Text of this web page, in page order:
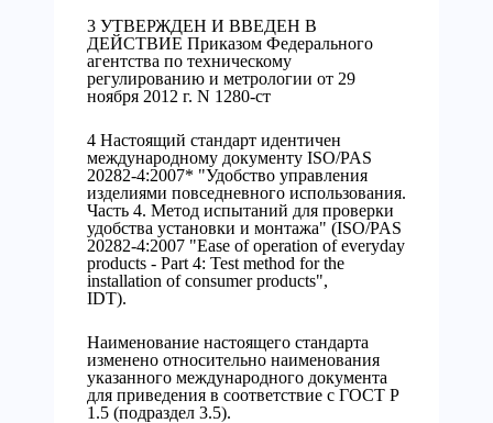
3 УТВЕРЖДЕН И ВВЕДЕН В
ДЕЙСТВИЕ Приказом Федерального
агентства по техническому
регулированию и метрологии от 29
ноября 2012 г. N 1280-ст
4 Настоящий стандарт идентичен
международному документу ISO/PAS
20282-4:2007* "Удобство управления
изделиями повседневного использования.
Часть 4. Метод испытаний для проверки
удобства установки и монтажа" (ISO/PAS
20282-4:2007 "Ease of operation of everyday
products - Part 4: Test method for the
installation of consumer products",
IDT).
Наименование настоящего стандарта
изменено относительно наименования
указанного международного документа
для приведения в соответствие с ГОСТ Р
1.5 (подраздел 3.5).